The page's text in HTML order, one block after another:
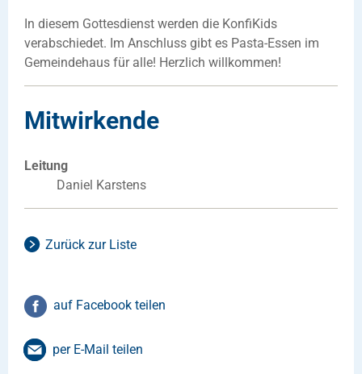
In diesem Gottesdienst werden die KonfiKids
verabschiedet. Im Anschluss gibt es Pasta-Essen im
Gemeindehaus für alle! Herzlich willkommen!
Mitwirkende
Leitung
Daniel Karstens
Zurück zur Liste
auf Facebook teilen
per E-Mail teilen